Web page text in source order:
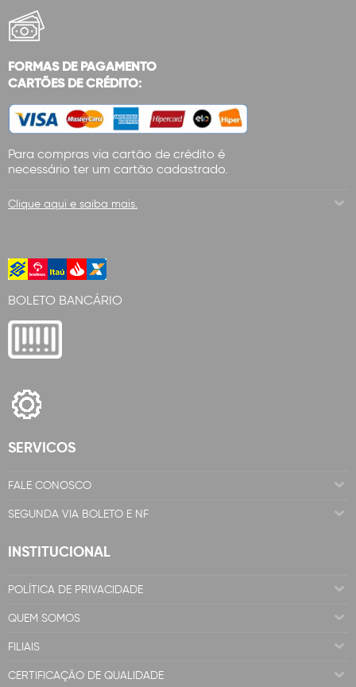
FORMAS DE PAGAMENTO
CARTÕES DE CRÉDITO:
Para compras via cartão de crédito é
necessário ter um cartão cadastrado.
Clique aqui e saiba mais.
BOLETO BANCÁRIO
SERVICOS
FALE CONOSCO
SEGUNDA VIA BOLETO E NF
INSTITUCIONAL
POLÍTICA DE PRIVACIDADE
QUEM SOMOS
FILIAIS
CERTIFICAÇÃO DE QUALIDADE